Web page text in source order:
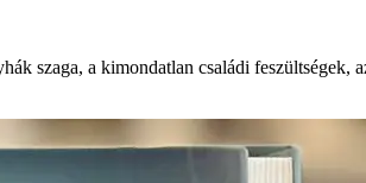
szaga, a kimondatlan családi